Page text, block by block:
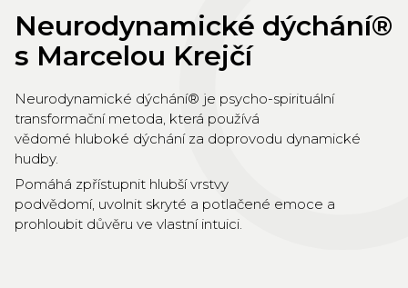
Neurodynamické dýchání®
s Marcelou Krejčí
Neurodynamické dýchání® je psycho-spirituální
transformační metoda, která používá
vědomé hluboké dýchání za doprovodu dynamické
hudby.
Pomáhá zpřístupnit hlubší vrstvy
podvědomí, uvolnit skryté a potlačené emoce a
prohloubit důvěru ve vlastní intuici.